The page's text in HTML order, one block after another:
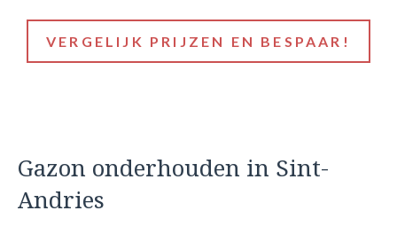
VERGELIJK PRIJZEN EN BESPAAR!
Gazon onderhouden in Sint-
Andries